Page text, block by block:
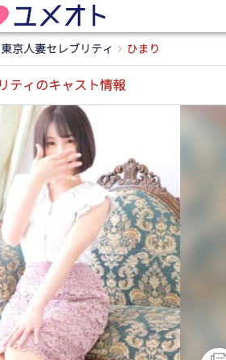
東京人妻セレブリティ ひまり
ティのキャスト情報